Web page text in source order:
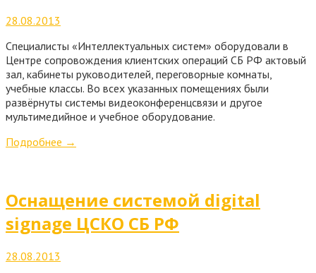
28.08.2013
Специалисты «Интеллектуальных систем» оборудовали в
Центре сопровождения клиентских операций СБ РФ актовый
зал, кабинеты руководителей, переговорные комнаты,
учебные классы. Во всех указанных помещениях были
развёрнуты системы видеоконференцсвязи и другое
мультимедийное и учебное оборудование.
Подробнее →
Оснащение системой digital
signage ЦСКО СБ РФ
28.08.2013